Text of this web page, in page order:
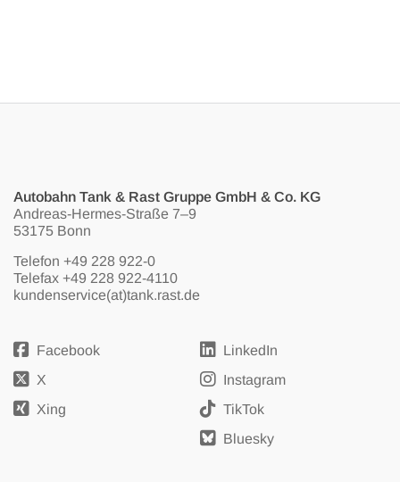
Autobahn Tank & Rast Gruppe GmbH & Co. KG
Andreas-Hermes-Straße 7–9
53175 Bonn
Telefon +49 228 922-0
Telefax +49 228 922-4110
kundenservice(at)tank.rast.de
Facebook
LinkedIn
X
Instagram
Xing
TikTok
Bluesky